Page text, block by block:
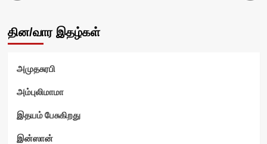
தின/வார இதழ்கள்
அமுதசுரபி
அம்புலிமாமா
இதயம் பேசுகிறது
இன்ஸான்